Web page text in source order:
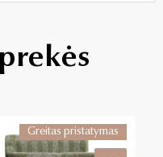
Greitas pristatymas